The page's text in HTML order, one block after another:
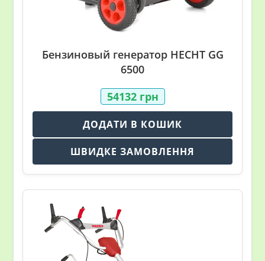
Бензиновый генератор HECHT GG
6500
54132 грн
ДОДАТИ В КОШИК
ШВИДКЕ ЗАМОВЛЕННЯ